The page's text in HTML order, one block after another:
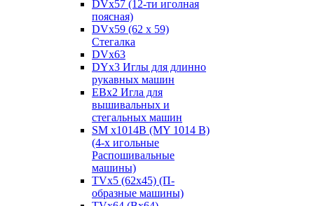
DVx57 (12-ти иголная
поясная)
DVx59 (62 x 59)
Стегалка
DVx63
DYx3 Иглы для длинно
рукавных машин
EBx2 Игла для
вышивальных и
стегальных машин
SM x1014B (MY 1014 B)
(4-х игольные
Распошивальные
машины)
TVх5 (62х45) (П-
образные машины)